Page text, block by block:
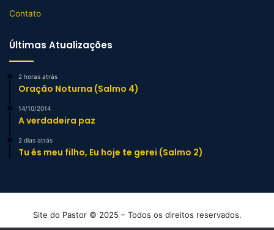
Contato
Últimas Atualizações
2 horas atrás
Oração Noturna (Salmo 4)
14/10/2014
A verdadeira paz
2 dias atrás
Tu és meu filho, Eu hoje te gerei (Salmo 2)
Site do Pastor © 2025 – Todos os direitos reservados.